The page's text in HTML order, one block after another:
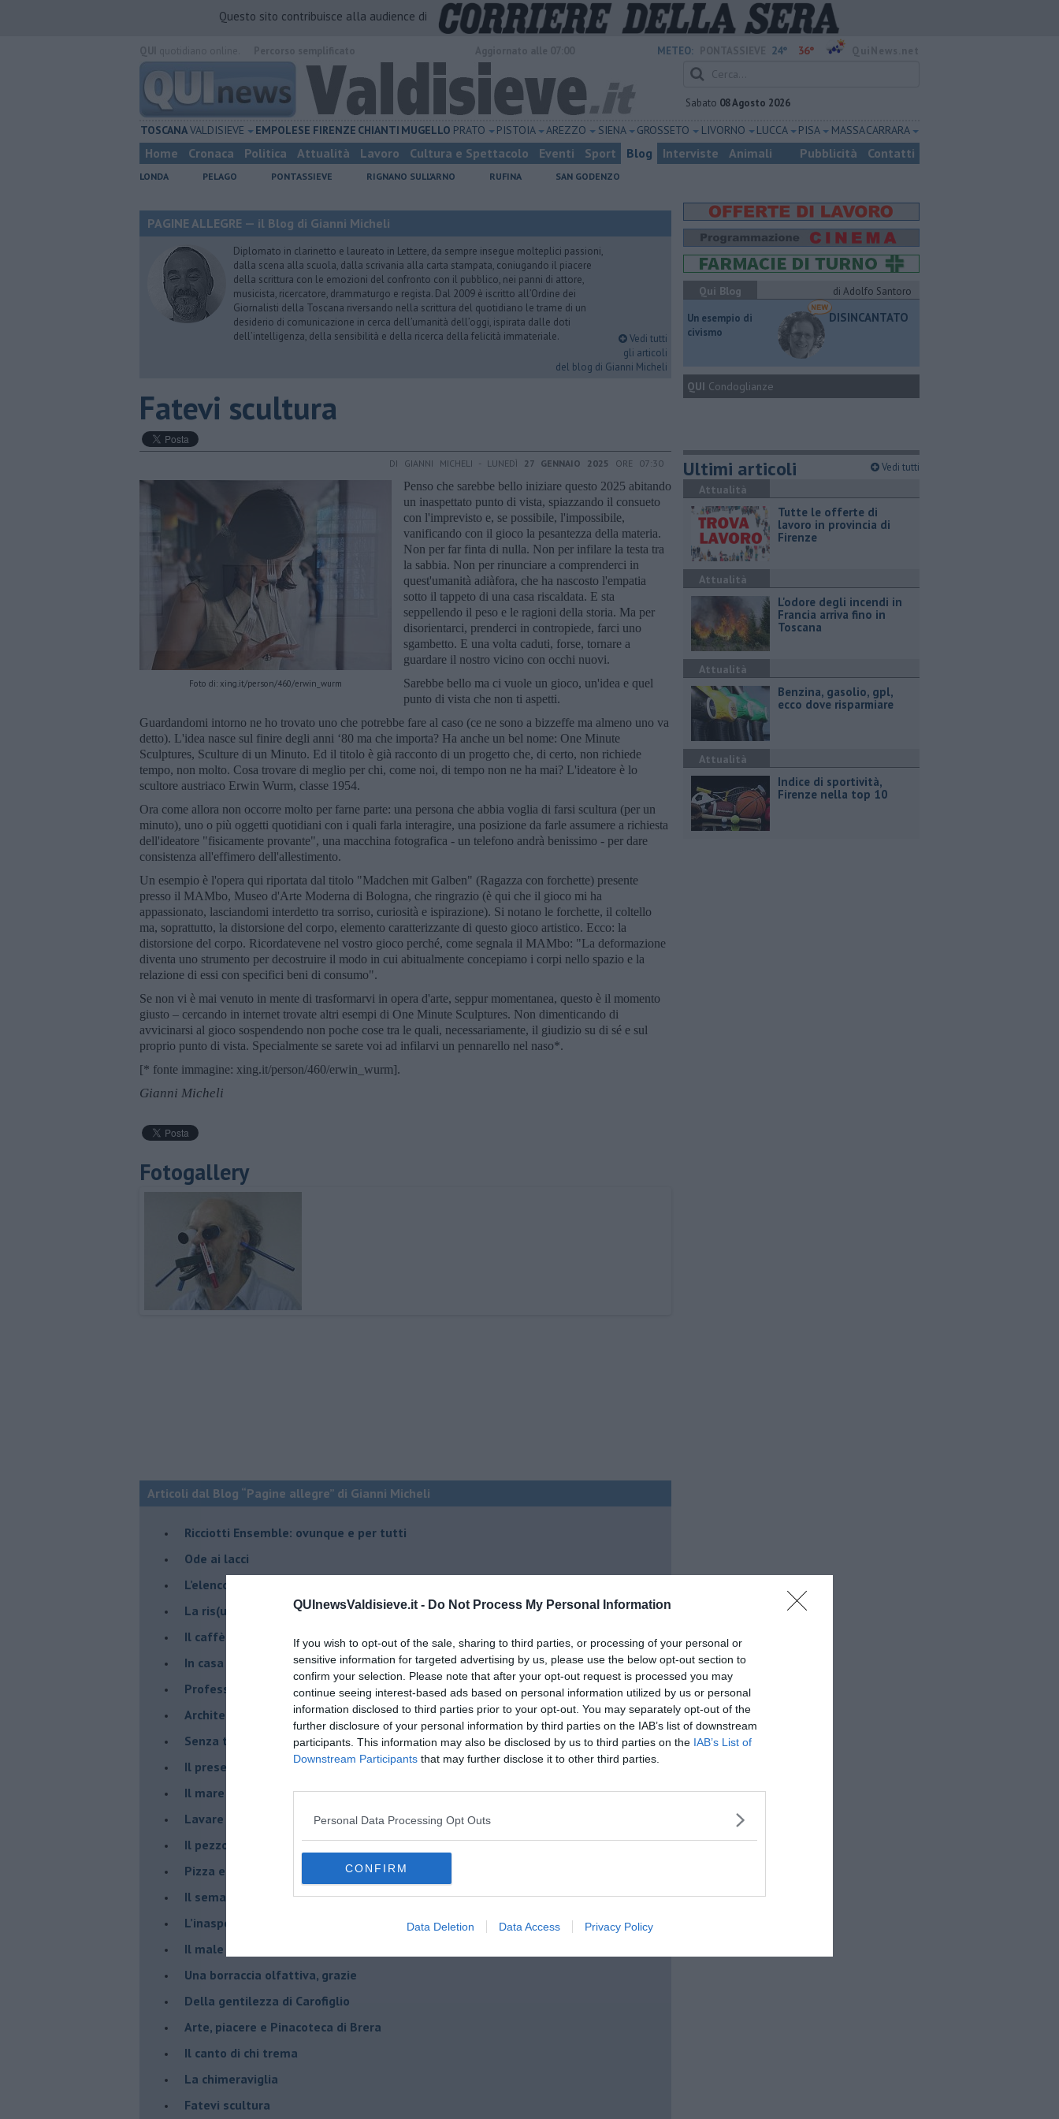
QUInewsValdisieve.it - Do Not Process My Personal Information
If you wish to opt-out of the sale, sharing to third parties, or processing of your personal or
sensitive information for targeted advertising by us, please use the below opt-out section to
confirm your selection. Please note that after your opt-out request is processed you may
continue seeing interest-based ads based on personal information utilized by us or personal
information disclosed to third parties prior to your opt-out. You may separately opt-out of the
further disclosure of your personal information by third parties on the IAB’s list of downstream
participants. This information may also be disclosed by us to third parties on the IAB’s List of
Downstream Participants that may further disclose it to other third parties.
Personal Data Processing Opt Outs
CONFIRM
Data Deletion Data Access Privacy Policy
Questo sito contribuisce alla audience di
METEO: 24° 36°
Sabato 08 Agosto 2026
TOSCANAVALDISIEVE EMPOLESE FIRENZE CHIANTI MUGELLO PRATO PISTOIA AREZZO SIENA GROSSETO LIVORNO LUCCA PISA MASSA CARRARA
Home Cronaca Politica Attualità Lavoro Cultura e Spettacolo Eventi Sport Blog Interviste Animali Pubblicità Contatti
LONDA PELAGO PONTASSIEVE RIGNANO SULL'ARNO RUFINA SAN GODENZO
PAGINE ALLEGRE — il Blog di Gianni Micheli
Diplomato in clarinetto e laureato in Lettere, da sempre insegue molteplici passioni,
dalla scena alla scuola, dalla scrivania alla carta stampata, coniugando il piacere
della scrittura con le emozioni del confronto con il pubblico, nei panni di attore,
musicista, ricercatore, drammaturgo e regista. Dal 2009 è iscritto all’Ordine dei
Giornalisti della Toscana riversando nella scrittura del quotidiano le trame di un
desiderio di comunicazione in cerca dell’umanità dell’oggi, ispirata dalle doti
dell’intelligenza, della sensibilità e della ricerca della felicità immateriale.
Vedi tutti
gli articoli
del blog di Gianni Micheli
​Fatevi scultura
DI GIANNI MICHELI - LUNEDÌ 27 GENNAIO 2025 ORE 07:30
Foto di: xing.it/person/460/erwin_wurm
Penso che sarebbe bello iniziare questo 2025 abitando
un inaspettato punto di vista, spiazzando il consueto
con l'imprevisto e, se possibile, l'impossibile,
vanificando con il gioco la pesantezza della materia.
Non per far finta di nulla. Non per infilare la testa tra
la sabbia. Non per rinunciare a comprenderci in
quest'umanità adiàfora, che ha nascosto l'empatia
sotto il tappeto di una casa riscaldata. E sta
seppellendo il peso e le ragioni della storia. Ma per
disorientarci, prenderci in contropiede, farci uno
sgambetto. E una volta caduti, forse, tornare a
guardare il nostro vicino con occhi nuovi.
Sarebbe bello ma ci vuole un gioco, un'idea e quel
punto di vista che non ti aspetti.
Guardandomi intorno ne ho trovato uno che potrebbe fare al caso (ce ne sono a bizzeffe ma almeno uno va
detto). L'idea nasce sul finire degli anni ‘80 ma che importa? Ha anche un bel nome: One Minute
Sculptures, Sculture di un Minuto. Ed il titolo è già racconto di un progetto che, di certo, non richiede
tempo, non molto. Cosa trovare di meglio per chi, come noi, di tempo non ne ha mai? L'ideatore è lo
scultore austriaco Erwin Wurm, classe 1954.
Ora come allora non occorre molto per farne parte: una persona che abbia voglia di farsi scultura (per un
minuto), uno o più oggetti quotidiani con i quali farla interagire, una posizione da farle assumere a richiesta
dell'ideatore "fisicamente provante", una macchina fotografica - un telefono andrà benissimo - per dare
consistenza all'effimero dell'allestimento.
Un esempio è l'opera qui riportata dal titolo "Madchen mit Galben" (Ragazza con forchette) presente
presso il MAMbo, Museo d'Arte Moderna di Bologna, che ringrazio (è qui che il gioco mi ha
appassionato, lasciandomi interdetto tra sorriso, curiosità e ispirazione). Si notano le forchette, il coltello
ma, soprattutto, la distorsione del corpo, elemento caratterizzante di questo gioco artistico. Ecco: la
distorsione del corpo. Ricordatevene nel vostro gioco perché, come segnala il MAMbo: "La deformazione
diventa uno strumento per decostruire il modo in cui abitualmente concepiamo i corpi nello spazio e la
relazione di essi con specifici beni di consumo".
Se non vi è mai venuto in mente di trasformarvi in opera d'arte, seppur momentanea, questo è il momento
giusto – cercando in internet trovate altri esempi di One Minute Sculptures. Non dimenticando di
avvicinarsi al gioco sospendendo non poche cose tra le quali, necessariamente, il giudizio su di sé e sul
proprio punto di vista. Specialmente se sarete voi ad infilarvi un pennarello nel naso*.
[* fonte immagine: xing.it/person/460/erwin_wurm].
Gianni Micheli
Fotogallery
Articoli dal Blog “Pagine allegre” di Gianni Micheli
​Ricciotti Ensemble: ovunque e per tutti
Ode ai lacci
​L’elenco telefonico
​La ris(u)onanza
​Il caffè Mattia Moreni
​In casa ho una macchina del tempo
Professione: reporter
Architettura che abbaglia
​Senza tasche, un po’ come me
​Il presepe di San Martino
​Il mare d’autunno
​Lavare la coscienza
​Il pezzo di legno
​Pizza e birra
​Il semaforo rosso
​L’inaspettato
​Il male è zucchero
​Una borraccia olfattiva, grazie
​Della gentilezza di Carofiglio
Arte, piacere e Pinacoteca di Brera
​Il canto di chi trema
La chimeraviglia
​Fatevi scultura
Qui Blog
di Adolfo Santoro
​Un esempio di
civismo
DISINCANTATO
QUI Condoglianze
Ultimi articoli Vedi tutti
Attualità
​Tutte le offerte di
lavoro in provincia di
Firenze
Attualità
L'odore degli incendi in
Francia arriva fino in
Toscana
Attualità
​Benzina, gasolio, gpl,
ecco dove risparmiare
Attualità
Indice di sportività,
Firenze nella top 10